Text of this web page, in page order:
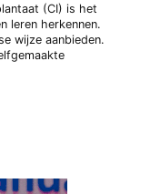
(CI) is het
leren herkennen.
wijze aanbieden.